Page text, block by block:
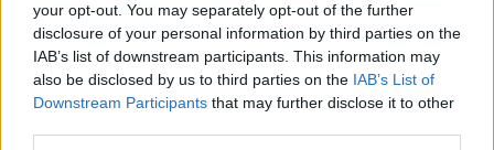
your opt-out. You may separately opt-out of the further
disclosure of your personal information by third parties on the
IAB’s list of downstream participants. This information may
also be disclosed by us to third parties on the IAB’s List of
Downstream Participants that may further disclose it to other
Az új kormány az elődökétől merőben eltérő kommunikációs
stratégiával kezdte meg működését. Az egyes minisztériumok
szintjére kiterjesztett hiperaktivitás érezhetően felszabadulást,
optimizmust ébresztett és éltet. Különösen az olyan, korábban porig
alázott ágazatban, mint az oktatás. Ám pontosan ez a lendület az,
érdemi társadalmi egyeztetés ígéretének beváltását, vagy más szóval